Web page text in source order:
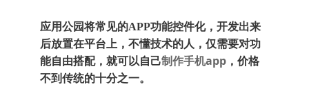
应用公园将常见的APP功能控件化，开发出来
后放置在平台上，不懂技术的人，仅需要对功
能自由搭配，就可以自己制作手机app，价格
不到传统的十分之一。